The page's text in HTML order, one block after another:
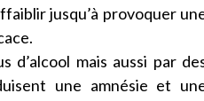
jusqu’à provoquer
d’alcool mais aussi par
une amnésie et